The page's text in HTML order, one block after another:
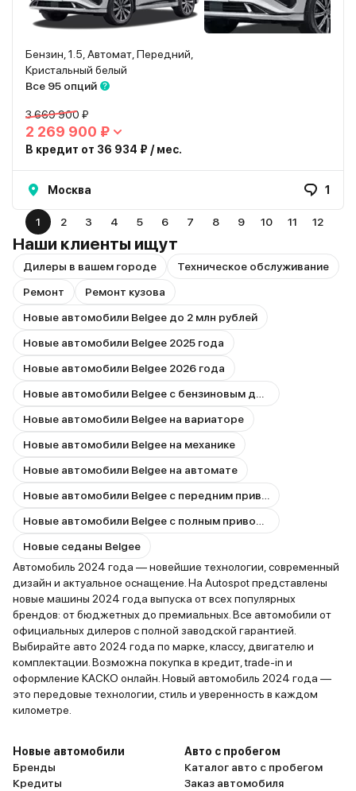
Бензин, 1.5, Автомат, Передний,
Кристальный белый
Все 95 опций
3 669 900 ₽
2 269 900 ₽
В кредит от 36 934 ₽ / мес.
Москва 1
1 2 3 4 5 6 7 8 9 10 11 12
Наши клиенты ищут
Дилеры в вашем городе
Техническое обслуживание
Ремонт
Ремонт кузова
Новые автомобили Belgee до 2 млн рублей
Новые автомобили Belgee 2025 года
Новые автомобили Belgee 2026 года
Новые автомобили Belgee на вариаторе
Новые автомобили Belgee на механике
Новые автомобили Belgee на автомате
Новые седаны Belgee
Автомобиль 2024 года — новейшие технологии, современный
дизайн и актуальное оснащение. На Autospot представлены
новые машины 2024 года выпуска от всех популярных
брендов: от бюджетных до премиальных. Все автомобили от
официальных дилеров с полной заводской гарантией.
Выбирайте авто 2024 года по марке, классу, двигателю и
комплектации. Возможна покупка в кредит, trade-in и
оформление КАСКО онлайн. Новый автомобиль 2024 года —
это передовые технологии, стиль и уверенность в каждом
километре.
Новые автомобили
Бренды
Кредиты
Авто с пробегом
Каталог авто с пробегом
Заказ автомобиля